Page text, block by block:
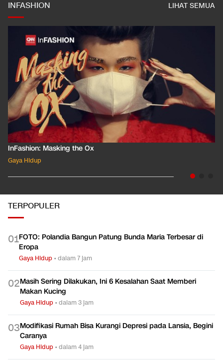
INFASHION LIHAT SEMUA
InFashion: Masking the Ox
Gaya Hidup
TERPOPULER
01FOTO: Polandia Bangun Patung Bunda Maria Terbesar di
Eropa
Gaya Hidup •dalam 7 jam
02Masih Sering Dilakukan, Ini 6 Kesalahan Saat Memberi
Makan Kucing
Gaya Hidup •dalam 3 jam
03Modifikasi Rumah Bisa Kurangi Depresi pada Lansia, Begini
Caranya
Gaya Hidup •dalam 4 jam